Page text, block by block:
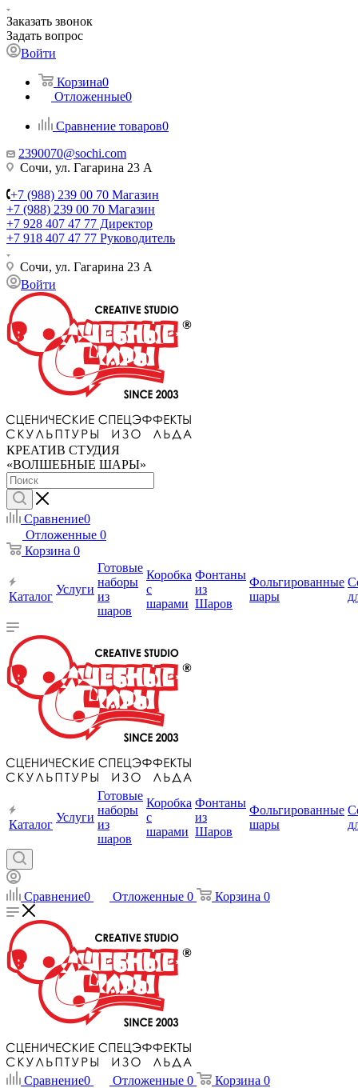
Заказать звонок
Задать вопрос
Войти
Корзина0
Отложенные0
Сравнение товаров0
2390070@sochi.com
Сочи, ул. Гагарина 23 А
+7 (988) 239 00 70 Магазин
+7 (988) 239 00 70 Магазин
+7 928 407 47 77 Директор
+7 918 407 47 77 Руководитель
Сочи, ул. Гагарина 23 А
Войти
КРЕАТИВ СТУДИЯ
«ВОЛШЕБНЫЕ ШАРЫ»
Сравнение0
Отложенные 0
Корзина 0
Каталог
Услуги
Готовые
наборы
из
шаров
Коробка
с
шарами
Фонтаны
из
Шаров
Фольгированные
шары
Каталог
Услуги
Готовые
наборы
из
шаров
Коробка
с
шарами
Фонтаны
из
Шаров
Фольгированные
шары
Сравнение0 Отложенные 0 Корзина 0
Сравнение0 Отложенные 0 Корзина 0